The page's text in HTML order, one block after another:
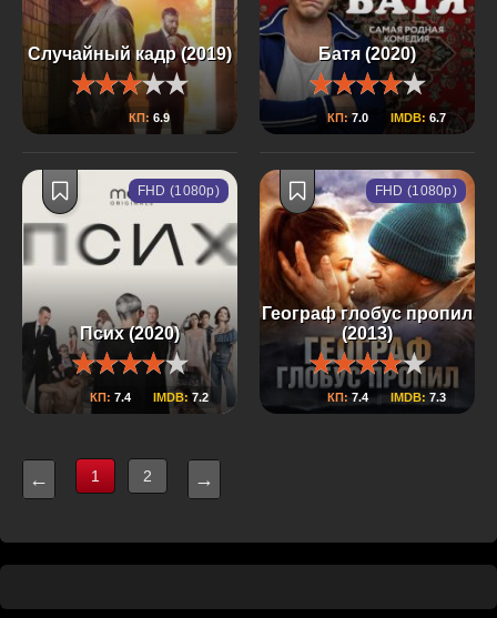
Случайный кадр (2019)
КП: 6.9
Батя (2020)
КП:7.0 IMDB: 6.7
Псих (2020)
КП: 7.4 IMDB: 7.2
FHD (1080p)
Географ глобус пропил
(2013)
КП: 7.4 IMDB: 7.3
FHD (1080p)
← 1 2 →